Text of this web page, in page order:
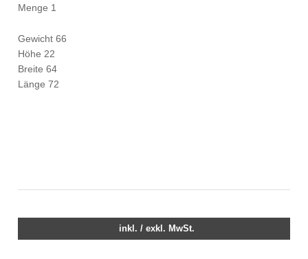
Menge 1
Gewicht 66
Höhe 22
Breite 64
Länge 72
inkl. / exkl. MwSt.